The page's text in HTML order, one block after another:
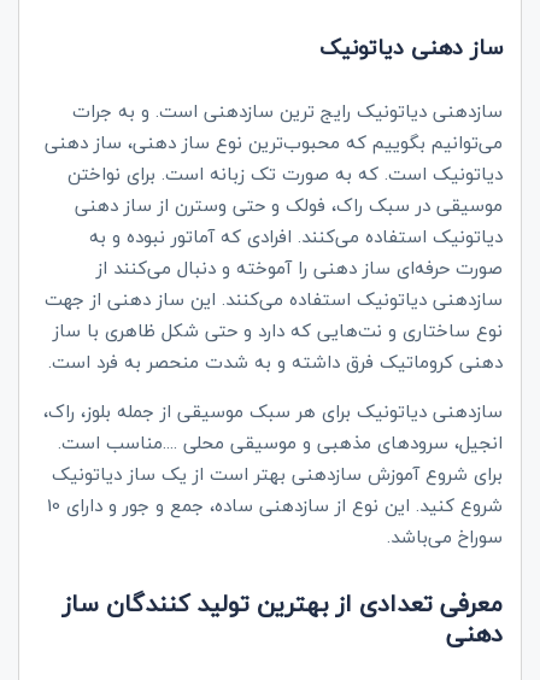
ساز دهنی دیاتونیک
سازدهنی دیاتونیک رایج ترین سازدهنی است. و به جرات
می‌توانیم بگوییم که محبوب‌ترین نوع ساز دهنی، ساز دهنی
دیاتونیک است. که به صورت تک زبانه است. برای نواختن
موسیقی در سبک راک، فولک و حتی وسترن از ساز دهنی
دیاتونیک استفاده می‌کنند. افرادی که آماتور نبوده و به
صورت حرفه‌ای ساز دهنی را آموخته و دنبال می‌کنند از
سازدهنی دیاتونیک استفاده می‌کنند. این ساز دهنی از جهت
نوع ساختاری و نت‌هایی که دارد و حتی شکل ظاهری با ساز
دهنی کروماتیک فرق داشته و به شدت منحصر به فرد است.
سازدهنی دیاتونیک برای هر سبک موسیقی از جمله بلوز، راک،
انجیل، سرودهای مذهبی و موسیقی محلی ....مناسب است.
برای شروع آموزش سازدهنی بهتر است از یک ساز دیاتونیک
شروع کنید. این نوع از سازدهنی ساده، جمع و جور و دارای 10
سوراخ می‌باشد.
معرفی تعدادی از بهترین تولید کنندگان ساز
دهنی